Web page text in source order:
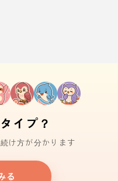
イプ？
け方が分かります
る